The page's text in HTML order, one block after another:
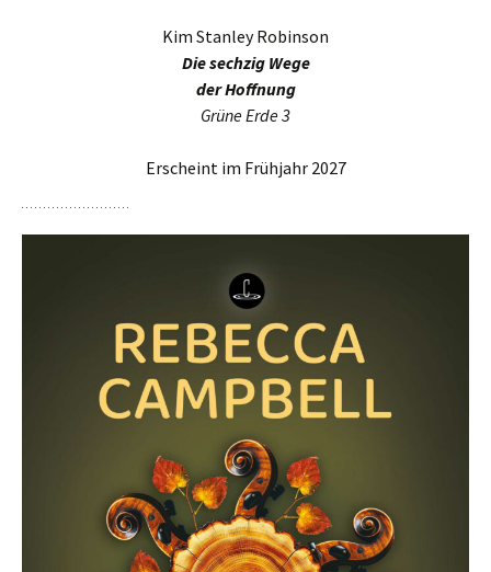
Kim Stanley Robinson
Die sech­zig Wege
der Hoffnung
Grüne Erde 3
Erscheint im Frühjahr 2027